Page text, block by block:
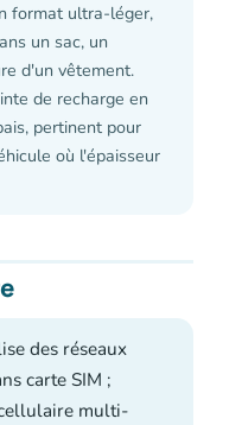
format ultra-léger,
un sac, un
d'un vêtement.
de recharge en
pertinent pour
où l'épaisseur
des réseaux
carte SIM ;
multi-